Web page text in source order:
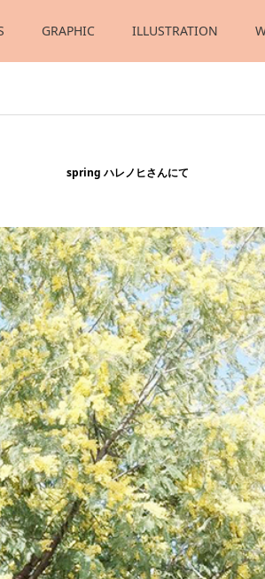
GRAPHIC ILLUSTRATION
spring ハレノヒさんにて